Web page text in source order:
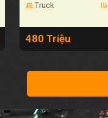
directions_car Truck edit_road
480 Triệu